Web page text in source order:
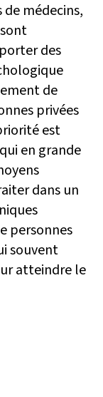
médecins,
des
de
privées
est
en grande
dans un
personnes
souvent
atteindre le